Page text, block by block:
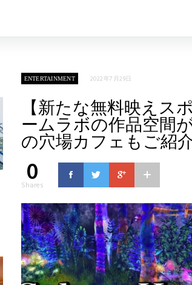
ENTERTAINMENT 2022年7月29日
【新たな無料映えス
ームラボの作品空間
の穴場カフェもご紹
0
Shares